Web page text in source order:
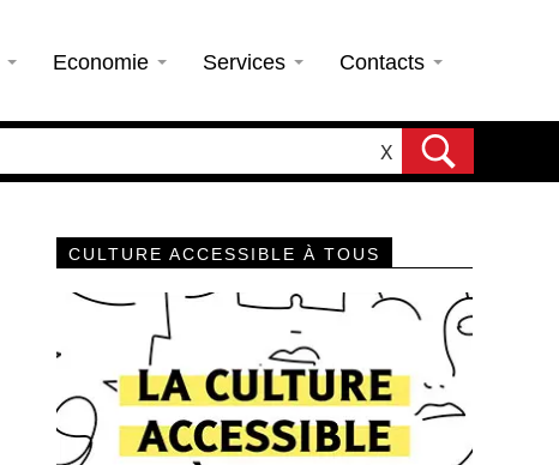
Economie Services Contacts
X
CULTURE ACCESSIBLE À TOUS